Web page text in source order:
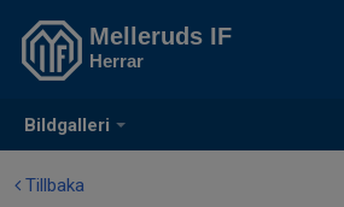
Bildgalleri
Melleruds IF
Herrar
Tillbaka